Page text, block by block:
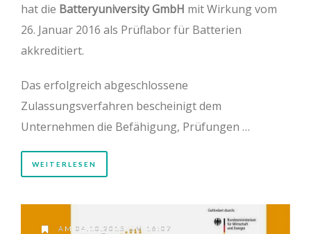
hat die Batteryuniversity GmbH mit Wirkung vom
26. Januar 2016 als Prüflabor für Batterien
akkreditiert.
Das erfolgreich abgeschlossene
Zulassungsverfahren bescheinigt dem
Unternehmen die Befähigung, Prüfungen …
WEITERLESEN
AM 04.10.2015 UM 16:07